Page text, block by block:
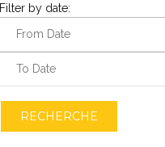
Filter by date:
RECHERCHE